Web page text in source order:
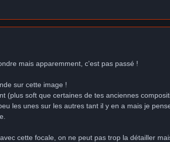
mais apparemment, c'est pas passé !
sur cette image !
(plus soft que certaines de tes anciennes
les unes sur les autres tant il y en a mais je
cette focale, on ne peut pas trop la détailler